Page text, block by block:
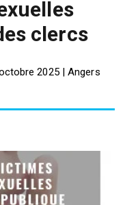
clercs
2025 | Angers